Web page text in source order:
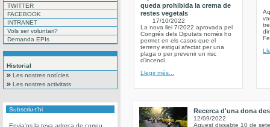
TWITTER
FACEBOOK
INTRANET
Vols ser voluntari?
Demanda EPIs
Historial
Les nostres notícies
Les nostres activitats
Subscriu-t'hi
Envia'ns la teva adreça de correu
queda prohibida la crema de
restes vegetals
17/10/2022
La nova llei 7/2022 aprovada pel
Congrés dels Diputats només ho
permet en els casos que el
terreny estigui afectat per una
plaga o per prevenir un risc
d’incendi.
Llegir més...
Recerca d'una dona
12/09/2022
Aquest dissabte 10 de